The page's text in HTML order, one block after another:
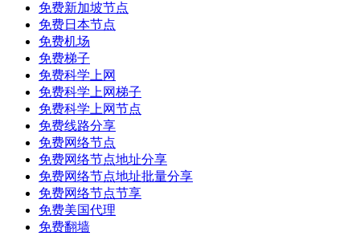
免费新加坡节点
免费日本节点
免费机场
免费梯子
免费科学上网
免费科学上网梯子
免费科学上网节点
免费线路分享
免费网络节点
免费网络节点地址分享
免费网络节点地址批量分享
免费网络节点节享
免费美国代理
免费翻墙